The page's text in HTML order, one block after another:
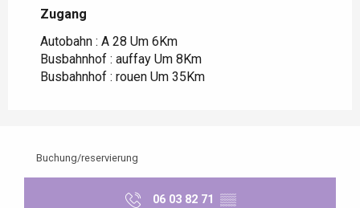
Zugang
Zugang
Autobahn : A 28 Um 6Km
Busbahnhof : auffay Um 8Km
Busbahnhof : rouen Um 35Km
Buchung/reservierung
06 03 82 71 ▒▒